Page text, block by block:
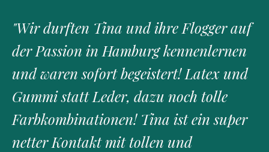
"Wir durften Tina und ihre Flogger auf
der Passion in Hamburg kennenlernen
und waren sofort begeistert! Latex und
Gummi statt Leder, dazu noch tolle
Farbkombinationen! Tina ist ein super
netter Kontakt mit tollen und